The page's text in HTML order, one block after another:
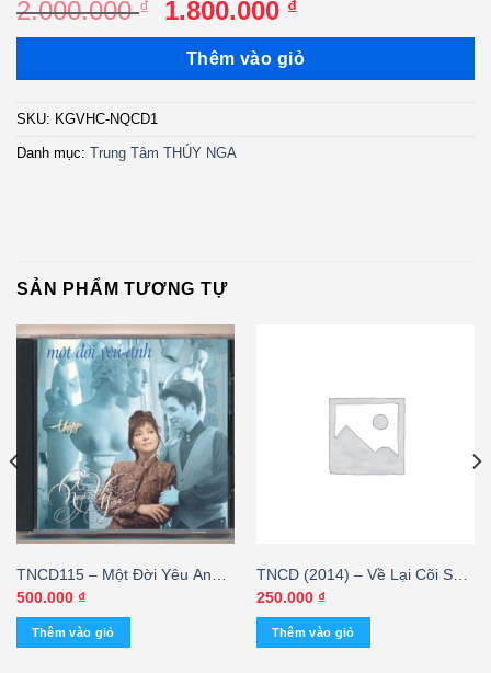
2.000.000₫
Giá
gốc
là:
2.000.000 ₫.
1.800.000 ₫Giá
hiện
tại
là:
Thêm vào giỏ
SKU: KGVHC-NQCD1
Danh mục: Trung Tâm THÚY NGA
SẢN PHẨM TƯƠNG TỰ
TNCD115 – Một Đời Yêu Anh –
Ái Vân – Nguyễn Hưng (3G)
KGTUS – cái
500.000 ₫
Thêm vào giỏ
TNCD (2014) – Về Lại Cõi Sầu
– Lam Anh – cái
250.000 ₫
Thêm vào giỏ